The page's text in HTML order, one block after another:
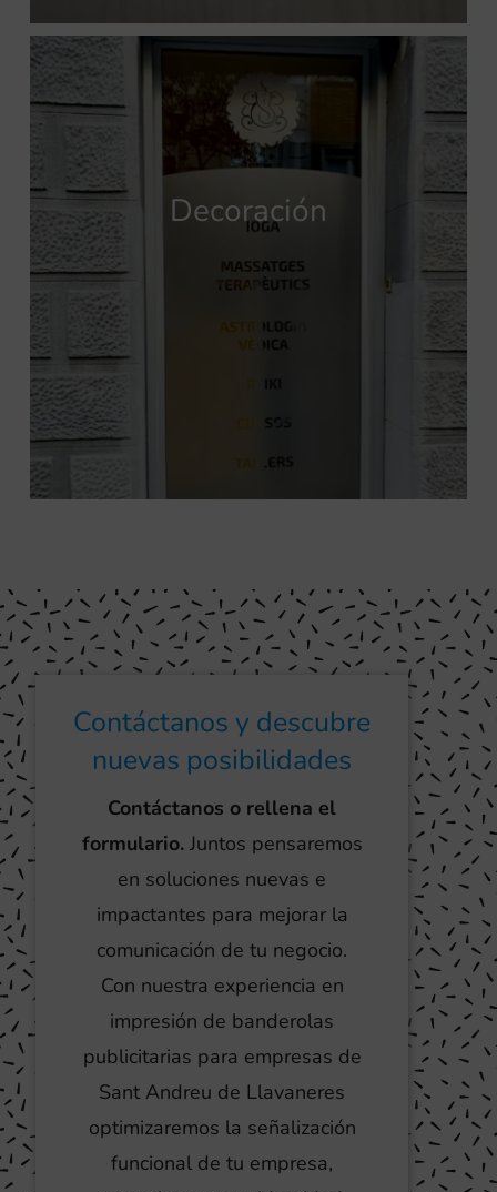
Decoración
Contáctanos y descubre
nuevas posibilidades
Contáctanos o rellena el
formulario.Juntos pensaremos
en soluciones nuevas e
impactantes para mejorar la
comunicación de tu negocio.
Con nuestra experiencia en
impresión de banderolas
publicitarias para empresas de
Sant Andreu de Llavaneres
optimizaremos la señalización
funcional de tu empresa,